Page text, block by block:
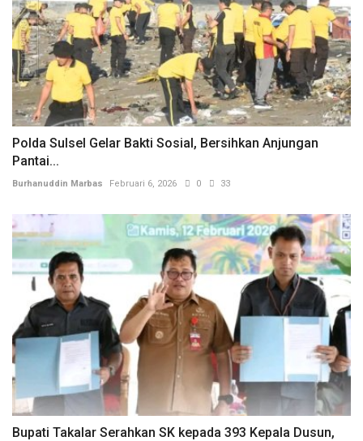
Polda Sulsel Gelar Bakti Sosial, Bersihkan Anjungan
Pantai...
Burhanuddin Marbas Februari 6, 2026 0 33
Bupati Takalar Serahkan SK kepada 393 Kepala Dusun,